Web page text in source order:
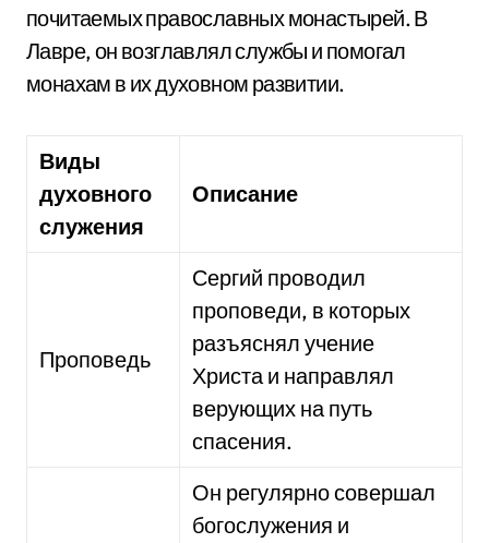
почитаемых православных монастырей. В
Лавре, он возглавлял службы и помогал
монахам в их духовном развитии.
Виды
духовного
служения
Описание
Проповедь
Сергий проводил
проповеди, в которых
разъяснял учение
Христа и направлял
верующих на путь
спасения.
Он регулярно совершал
богослужения и